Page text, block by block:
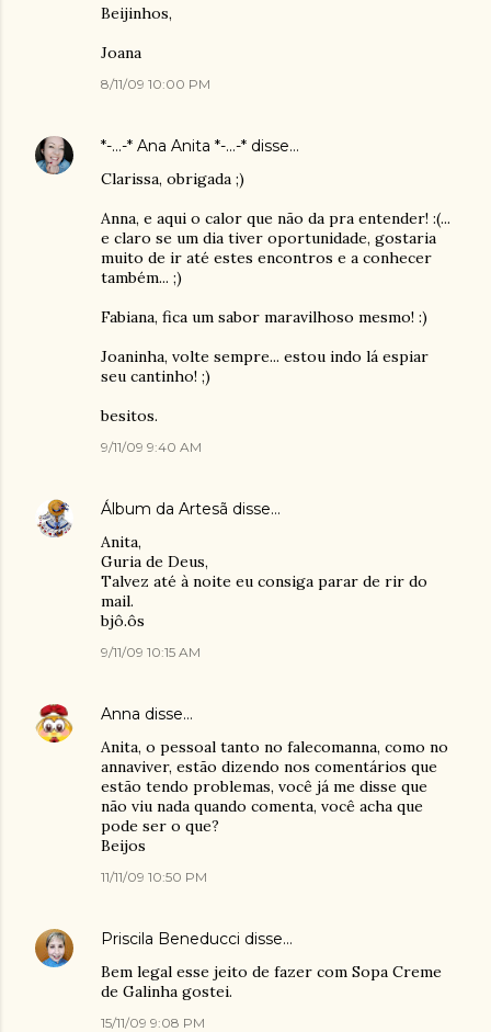
Beijinhos,
Joana
8/11/09 10:00 PM
*-...-* Ana Anita *-...-* disse…
Clarissa, obrigada ;)
Anna, e aqui o calor que não da pra entender! :(...
e claro se um dia tiver oportunidade, gostaria
muito de ir até estes encontros e a conhecer
também... ;)
Fabiana, fica um sabor maravilhoso mesmo! :)
Joaninha, volte sempre... estou indo lá espiar
seu cantinho! ;)
besitos.
9/11/09 9:40 AM
Álbum da Artesã disse…
Anita,
Guria de Deus,
Talvez até à noite eu consiga parar de rir do
mail.
bjô.ôs
9/11/09 10:15 AM
Anna disse…
Anita, o pessoal tanto no falecomanna, como no
annaviver, estão dizendo nos comentários que
estão tendo problemas, você já me disse que
não viu nada quando comenta, você acha que
pode ser o que?
Beijos
11/11/09 10:50 PM
Priscila Beneducci disse…
Bem legal esse jeito de fazer com Sopa Creme
de Galinha gostei.
15/11/09 9:08 PM